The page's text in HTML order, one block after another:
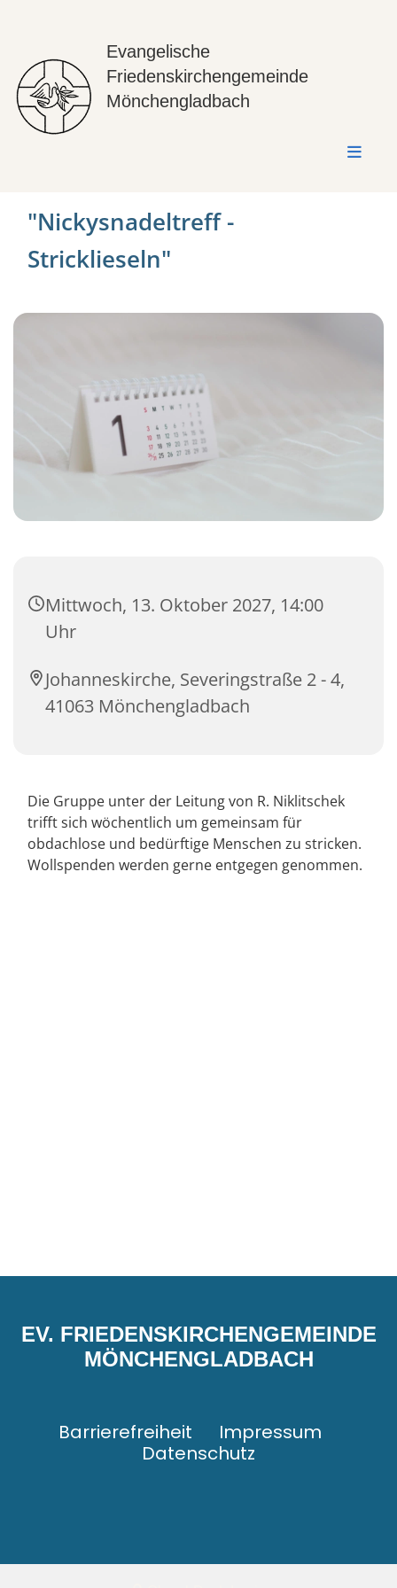
Evangelische
Friedenskirchengemeinde
Mönchengladbach
"Nickysnadeltreff -
Stricklieseln"
Mittwoch, 13. Oktober 2027, 14:00
Uhr
Johanneskirche, Severingstraße 2 - 4,
41063 Mönchengladbach
Die Gruppe unter der Leitung von R. Niklitschek
trifft sich wöchentlich um gemeinsam für
obdachlose und bedürftige Menschen zu stricken.
Wollspenden werden gerne entgegen genommen.
EV. FRIEDENSKIRCHENGEMEINDE
MÖNCHENGLADBACH
Barrierefreiheit
Impressum
Datenschutz